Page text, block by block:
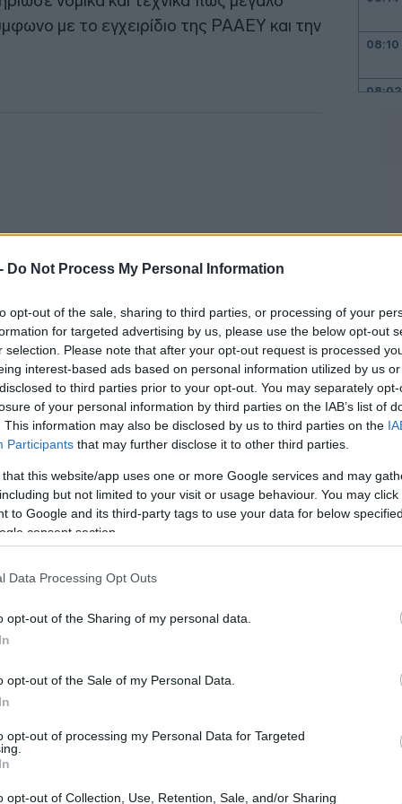
Do Not Process My Personal Information
opt-out of the sale, sharing to third parties, or processing of your
for targeted advertising by us, please use the below opt-out
selection. Please note that after your opt-out request is processed
interest-based ads based on personal information utilized by us
to third parties prior to your opt-out. You may separately
of your personal information by third parties on the IAB’s list of
This information may also be disclosed by us to third parties on the
Participants that may further disclose it to other third parties.
that this website/app uses one or more Google services and may
but not limited to your visit or usage behaviour. You may
to Google and its third-party tags to use your data for below
consent section.
Data Processing Opt Outs
opt-out of the Sharing of my personal data.
opt-out of the Sale of my Personal Data.
opt-out of processing my Personal Data for Targeted
opt-out of Collection, Use, Retention, Sale, and/or Sharing
με το εγχειρίδιο της ΡΑΑΕΥ και την
συνάντησης του προεδρείου του ΙΝΚΑ
διαβεβαίωσε ότι οι αναιρέσεις των
γεγονός που -κατά το ΙΝΚΑ-
την εξωδικαστική επίλυση διαφορών
ΔΕΔΔΗΕ, ώστε να αποφεύγονται
για τους καταναλωτές.
08:10
08:02
07:16
07:10